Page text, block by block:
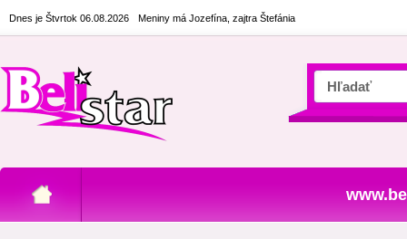
Dnes je Štvrtok 06.08.2026 Meniny má Jozefína, zajtra Štefánia